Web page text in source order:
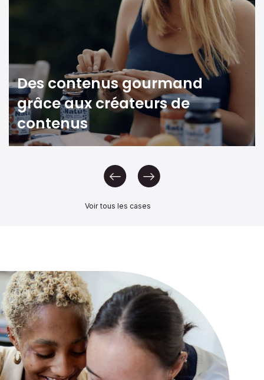
Des contenus gourmand
grâce aux créateurs de
contenus
Voir tous les cases